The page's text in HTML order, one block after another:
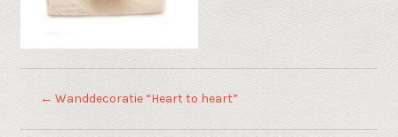
← Wanddecoratie “Heart to heart”